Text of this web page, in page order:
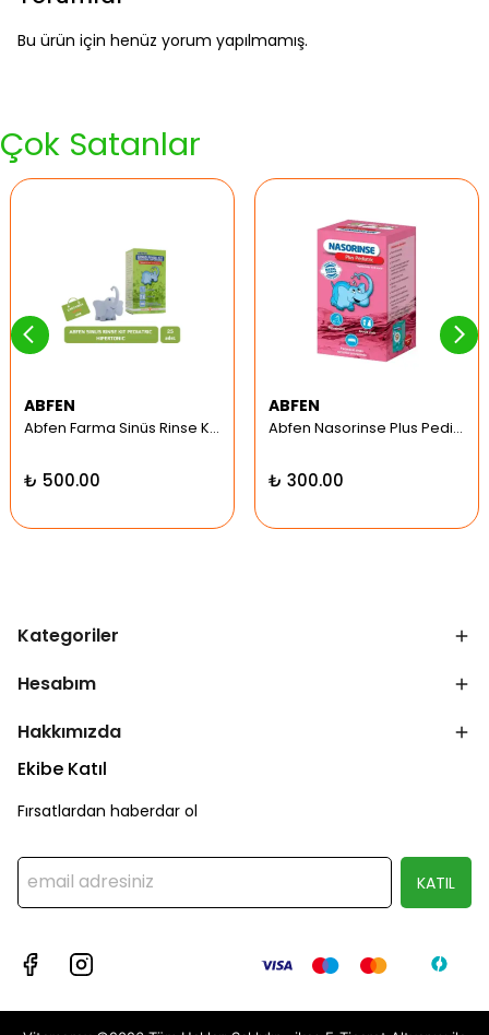
Bu ürün için henüz yorum yapılmamış.
Çok Satanlar
ABFEN
Abfen Farma Sinüs Rinse Kit Pediatrik Hipertonic
₺ 500.00
ABFEN
Abfen Nasorinse Plus Pediatrik Burun Yıkama Kiti
₺ 300.00
Kategoriler
Hesabım
Hakkımızda
Ekibe Katıl
Fırsatlardan haberdar ol
KATIL